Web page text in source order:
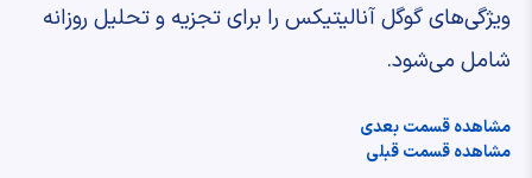
ویژگی‌های گوگل آنالیتیکس را برای تجزیه و تحلیل روزانه
شامل می‌شود.
مشاهده قسمت بعدی
مشاهده قسمت قبلی